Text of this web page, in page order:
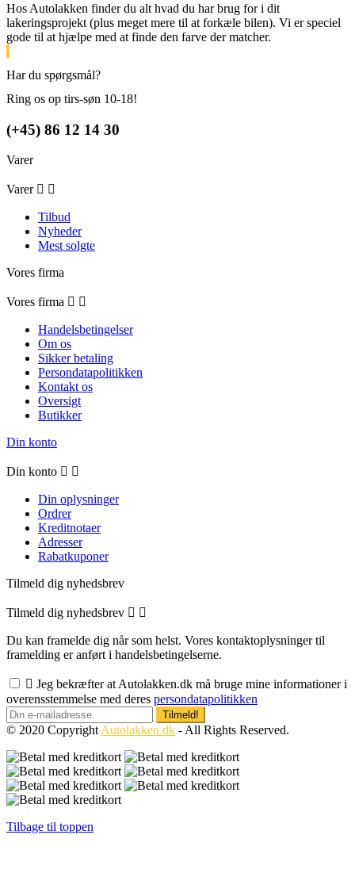
Hos Autolakken finder du alt hvad du har brug for i dit
lakeringsprojekt (plus meget mere til at forkæle bilen). Vi er speciel
gode til at hjælpe med at finde den farve der matcher.
Har du spørgsmål?
Ring os op tirs-søn 10-18!
(+45) 86 12 14 30
Varer
Varer  
Tilbud
Nyheder
Mest solgte
Vores firma
Vores firma  
Handelsbetingelser
Om os
Sikker betaling
Persondatapolitikken
Kontakt os
Oversigt
Butikker
Din konto
Din konto  
Din oplysninger
Ordrer
Kreditnotaer
Adresser
Rabatkuponer
Tilmeld dig nyhedsbrev
Tilmeld dig nyhedsbrev  
Du kan framelde dig når som helst. Vores kontaktoplysninger til
framelding er anført i handelsbetingelserne.
 Jeg bekræfter at Autolakken.dk må bruge mine informationer i
overensstemmelse med deres persondatapolitikken
© 2020 Copyright Autolakken.dk - All Rights Reserved.
Tilbage til toppen